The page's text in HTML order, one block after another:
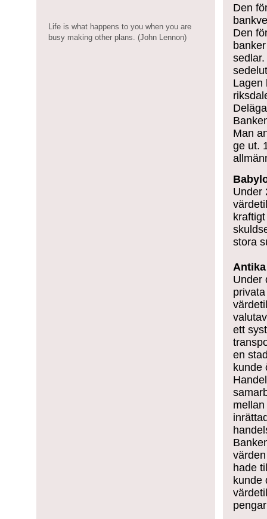
Life is what happens to you when you are
busy making other plans. (John Lennon)
Den
Den
Lagen
Man
ge ut.
Under
stora
Under
ett
en
kunde
hade
kunde